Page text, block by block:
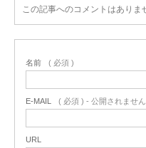
この記事へのコメントはありま
名前 ( 必須 )
E-MAIL ( 必須 ) - 公開されませ
URL